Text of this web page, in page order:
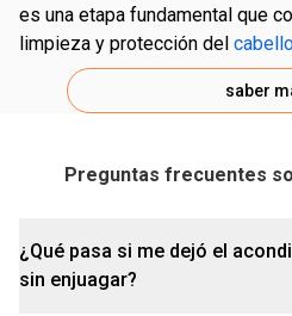
es una etapa fundamental que
limpieza y protección del
saber
Preguntas frecuentes
¿Qué pasa si me dejó el
sin enjuagar?